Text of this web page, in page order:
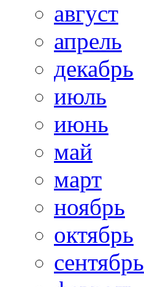
август
апрель
декабрь
июль
июнь
май
март
ноябрь
октябрь
сентябрь